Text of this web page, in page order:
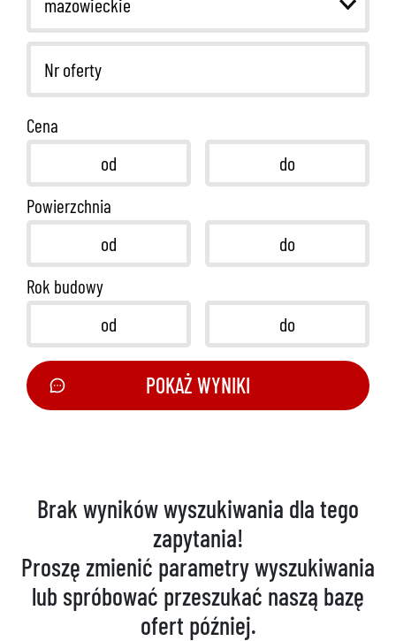
Cena
Powierzchnia
Rok budowy
POKAŻ WYNIKI
Brak wyników wyszukiwania dla tego
zapytania!
Proszę zmienić parametry wyszukiwania
lub spróbować przeszukać naszą bazę
ofert później.